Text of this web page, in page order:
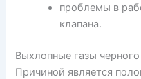
проблемы в
клапана.
Выхлопные газы черного
Причиной является